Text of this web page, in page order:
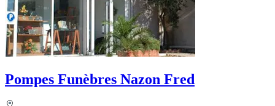
Pompes Funèbres Nazon Fred